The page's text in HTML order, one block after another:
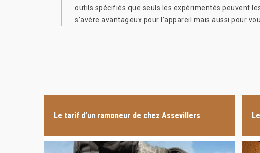
outils spécifiés que seuls les expérimentés peuvent
s’avère avantageux pour l’appareil mais aussi pour
Le tarif d’un ramoneur de chez Assevillers